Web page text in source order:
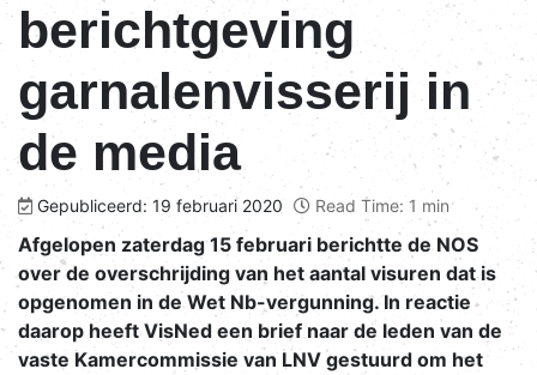
berichtgeving
garnalenvisserij in
de media
Gepubliceerd: 19 februari 2020 Read Time: 1 min
Afgelopen zaterdag 15 februari berichtte de NOS
over de overschrijding van het aantal visuren dat is
opgenomen in de Wet Nb-vergunning. In reactie
daarop heeft VisNed een brief naar de leden van de
vaste Kamercommissie van LNV gestuurd om het